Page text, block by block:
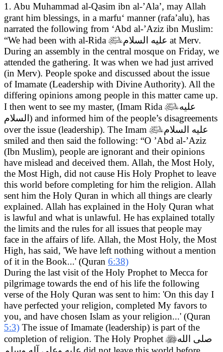
1. Abu Muhammad al-Qasim ibn al-’Ala’, may Allah
grant him blessings, in a marfu‘ manner (rafa’aاu), has
narrated the following from ‘Abd al-’Aziz ibn Muslim:
“We had been with al-Ridaعليه السلام at Merv.
During an assembly in the central mosque on Friday, we
attended the gathering. It was when we had just arrived
(in Merv). People spoke and discussed about the issue
of Imamate (Leadership with Divine Authority). All the
differing opinions among people in this matter came up.
I then went to see my master, (Imam Ridaعليه
السلام) and informed him of the people’s disagreements
over the issue (leadership). The Imamعليه السلام
smiled and then said the following: “O ’Abd al-’Aziz
(Ibn Muslim), people are ignorant and their opinions
have mislead and deceived them. Allah, the Most Holy,
the Most High, did not cause His Holy Prophet to leave
this world before completing for him the religion. Allah
sent him the Holy Quran in which all things are clearly
explained. Allah has explained in the Holy Quran what
is lawful and what is unlawful. He has explained totally
the limits and the rules for all issues that people may
face in the affairs of life. Allah, the Most Holy, the Most
High, has said, 'We have left nothing without a mention
of it in the Book...' (Quran 6:38)
During the last visit of the Holy Prophet to Mecca for
pilgrimage towards the end of his life the following
verse of the Holy Quran was sent to him: 'On this day I
have perfected your religion, completed My favors to
you, and have chosen Islam as your religion...' (Quran
5:3) The issue of Imamate (leadership) is part of the
completion of religion. The Holy Prophetصلى الله